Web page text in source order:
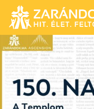
content